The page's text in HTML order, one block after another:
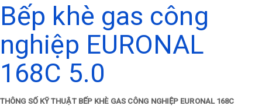
Bếp khè gas công
nghiệp EURONAL
168C 5.0
THÔNG SỐ KỸ THUẬT BẾP KHÈ GAS CÔNG NGHIỆP EURONAL 168C